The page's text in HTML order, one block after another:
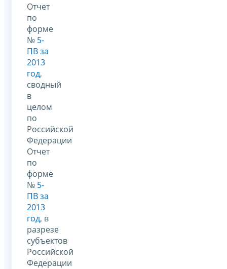
Отчет
по
форме
№ 5-
ПВ за
2013
год,
сводный
в
целом
по
Российской
Федерации
Отчет
по
форме
№ 5-
ПВ за
2013
год, в
разрезе
субъектов
Российской
Федерации